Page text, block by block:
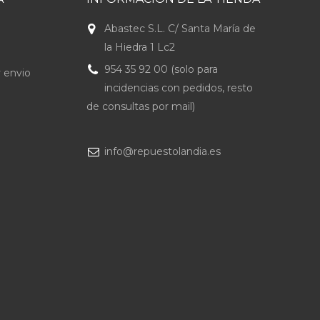
envio
Abastec S.L. C/ Santa María de
la Hiedra 1 Lc2
954 35 92 00 (solo para
incidencias con pedidos, resto
de consultas por mail)
info@repuestolandia.es